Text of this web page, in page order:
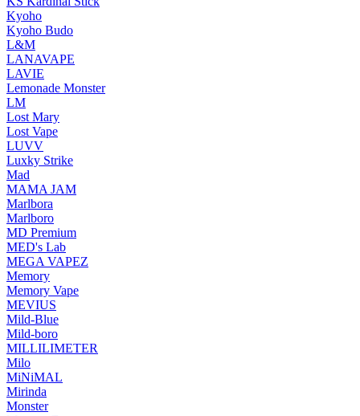
Kyoho
Kyoho Budo
L&M
LANAVAPE
LAVIE
Lemonade Monster
LM
Lost Mary
Lost Vape
LUVV
Luxky Strike
Mad
MAMA JAM
Marlbora
Marlboro
MD Premium
MED's Lab
MEGA VAPEZ
Memory
Memory Vape
MEVIUS
Mild-Blue
Mild-boro
MILLILIMETER
Milo
MiNiMAL
Mirinda
Monster